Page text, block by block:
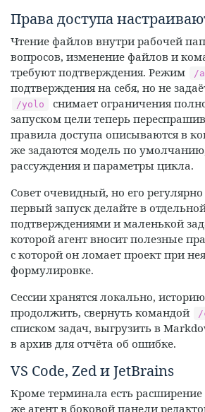
Права доступа
Чтение файлов внутри рабочей
вопросов, изменение файлов и
требуют подтверждения. Режим
/
подтверждения на себя, но не
/yolo
снимает ограничения
запуском цели теперь
правила доступа описываются в
же задаются модель по
рассуждения и параметры цикла.
Совет очевидный, но его
первый запуск делайте в
подтверждениями и маленькой
которой агент вносит полезные
с которой он ломает проект при
формулировке.
Сессии хранятся локально,
продолжить, свернуть командой
/
списком задач, выгрузить в
в архив для отчёта об ошибке.
VS Code, Zed и JetBrains
Кроме терминала есть расширение
же агент в боковой панели